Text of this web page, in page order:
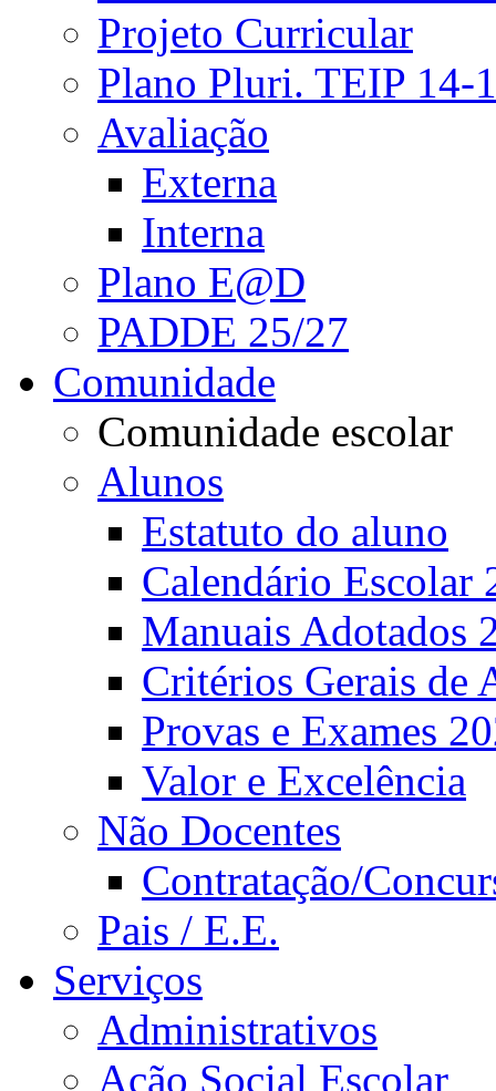
Projeto Curricular
Plano Pluri. TEIP 14-
Avaliação
Externa
Interna
Plano E@D
PADDE 25/27
Comunidade
Comunidade escolar
Alunos
Estatuto do aluno
Calendário Escolar
Manuais Adotados
Critérios Gerais de
Provas e Exames
Valor e Excelência
Não Docentes
Contratação/
Pais / E.E.
Serviços
Administrativos
Ação Social Escolar